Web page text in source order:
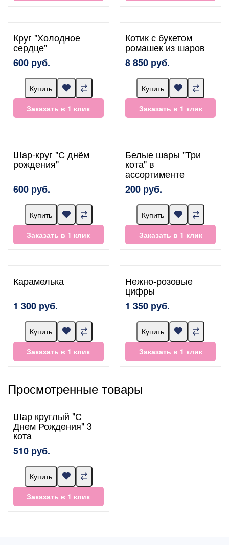
Круг "Холодное
сердце"
600 руб.
Купить
Заказать в 1 клик
Котик с букетом
ромашек из шаров
8 850 руб.
Купить
Заказать в 1 клик
Шар-круг "С днём
рождения"
600 руб.
Купить
Заказать в 1 клик
Белые шары "Три
кота" в
ассортименте
200 руб.
Купить
Заказать в 1 клик
Карамелька
1 300 руб.
Купить
Заказать в 1 клик
Нежно-розовые
цифры
1 350 руб.
Купить
Заказать в 1 клик
Просмотренные товары
Шар круглый "С
Днем Рождения" 3
кота
510 руб.
Купить
Заказать в 1 клик